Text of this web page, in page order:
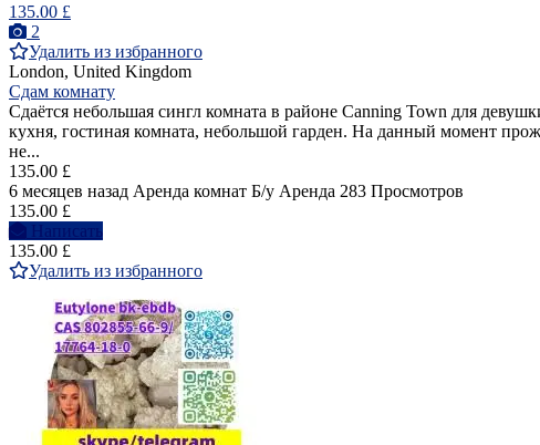
135.00 £
2
Удалить из избранного
London, United Kingdom
Сдам комнату
Сдаётся небольшая сингл комната в районе Canning Town для
кухня, гостиная комната, небольшой гарден. На данный момент
не...
135.00 £
6 месяцев назад Аренда комнат Б/у Аренда 283 Просмотров
135.00 £
Написать
135.00 £
Удалить из избранного